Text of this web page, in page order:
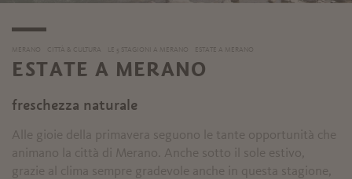
MERANO CITTÀ & CULTURA LE 5 STAGIONI A MERANO ESTATE A MERANO
ESTATE A MERANO
freschezza naturale
Alle gioie della primavera seguono le tante opportunità che
animano la città di Merano. Anche sotto il sole estivo,
grazie al clima sempre gradevole anche in questa stagione,